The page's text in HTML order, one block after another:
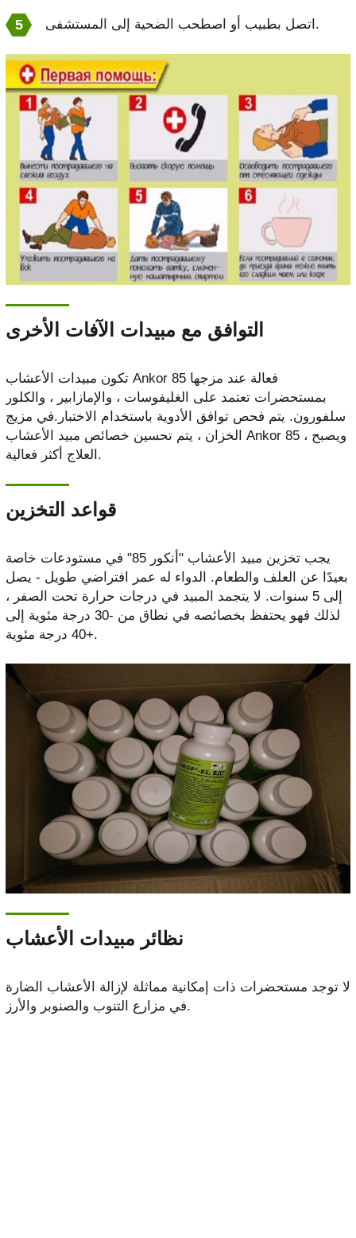
اتصل بطبيب أو اصطحب الضحية إلى المستشفى.
التوافق مع مبيدات الآفات الأخرى
تكون مبيدات الأعشاب Ankor 85 فعالة عند مزجها
بمستحضرات تعتمد على الغليفوسات ، والإمازابير ، والكلور
سلفورون. يتم فحص توافق الأدوية باستخدام الاختبار.في مزيج
الخزان ، يتم تحسين خصائص مبيد الأعشاب Ankor 85 ، ويصبح
العلاج أكثر فعالية.
قواعد التخزين
يجب تخزين مبيد الأعشاب "أنكور 85" في مستودعات خاصة
بعيدًا عن العلف والطعام. الدواء له عمر افتراضي طويل - يصل
إلى 5 سنوات. لا يتجمد المبيد في درجات حرارة تحت الصفر ،
لذلك فهو يحتفظ بخصائصه في نطاق من -30 درجة مئوية إلى
+40 درجة مئوية.
نظائر مبيدات الأعشاب
لا توجد مستحضرات ذات إمكانية مماثلة لإزالة الأعشاب الضارة
في مزارع التنوب والصنوبر والأرز.